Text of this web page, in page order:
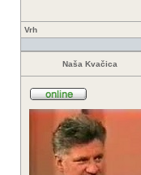
Vrh
Naša Kvačica